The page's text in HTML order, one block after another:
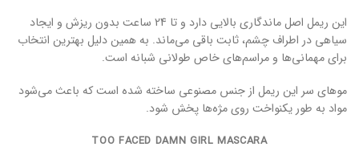
این ریمل اصل ماندگاری بالایی دارد و تا 24 ساعت بدون ریزش و ایجاد
سیاهی در اطراف چشم، ثابت باقی می‌ماند. به همین دلیل بهترین انتخاب
برای مهمانی‌ها و مراسم‌های خاص طولانی شبانه است.
موهای سر این ریمل از جنس مصنوعی ساخته شده است که باعث می‌شود
مواد به طور یکنواخت روی مژه‌ها پخش شود.
TOO FACED DAMN GIRL MASCARA